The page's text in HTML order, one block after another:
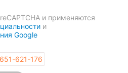
и применяются
и
Google
621-176